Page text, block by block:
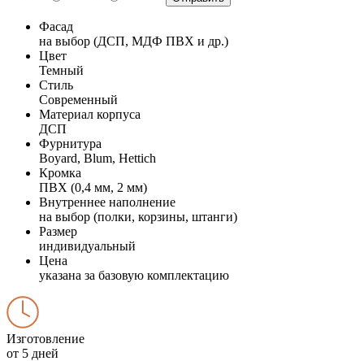
Фасад
на выбор (ДСП, МДФ ПВХ и др.)
Цвет
Темный
Стиль
Современный
Материал корпуса
ДСП
Фурнитура
Boyard, Blum, Hettich
Кромка
ПВХ (0,4 мм, 2 мм)
Внутреннее наполнение
на выбор (полки, корзины, штанги)
Размер
индивидуальный
Цена
указана за базовую комплектацию
Изготовление
от 5 дней